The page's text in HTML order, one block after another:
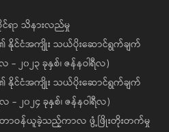
ာ သိနားလည်မှု
နိုင်ငံအကျိုး သယ်ပိုးဆောင်ရွက်ချက်
- ၂၀၂၃ ခုနှစ်၊ ဇန်နဝါရီလ)
နိုင်ငံအကျိုး သယ်ပိုးဆောင်ရွက်ချက်
- ၂၀၂၄ ခုနှစ်၊ ဇန်နဝါရီလ)
တာဝန်ယူခဲ့သည့်ကာလ ဖွံ့ဖြိုးတိုးတက်မှု